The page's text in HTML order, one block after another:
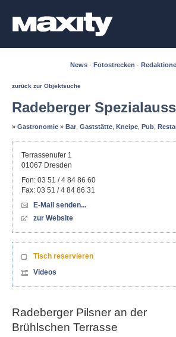
News · Fotostrecken ·
zurück zur Objektsuche
Radeberger
» Gastronomie » Bar Gaststätte Kneipe Pub
Terrassenufer 1
01067 Dresden
Fon: 03 51 / 4 84 86 60
Fax: 03 51 / 4 84 86 31
E-Mail senden...
zur Website
Tisch reservieren
Videos
Radeberger Pilsner an der
Brühlschen Terrasse